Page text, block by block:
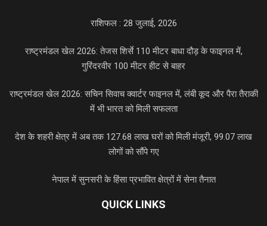
राशिफल : 28 जुलाई, 2026
राष्ट्रमंडल खेल 2026: तेजस शिर्से 110 मीटर बाधा दौड़ के फाइनल में,
गुरिंदरवीर 100 मीटर हीट से बाहर
राष्ट्रमंडल खेल 2026: सचिन सिवाच क्वार्टर फाइनल में, लंबी कूद और पैरा तैराकी
में भी भारत को मिली सफलता
देश के शहरी क्षेत्र में अब तक 127.68 लाख घरों को मिली मंजूरी, 99.07 लाख
लोगों को सौंपे गए
नेपाल में सुनसरी के हिंसा प्रभावित क्षेत्रों में सेना तैनात
QUICK LINKS